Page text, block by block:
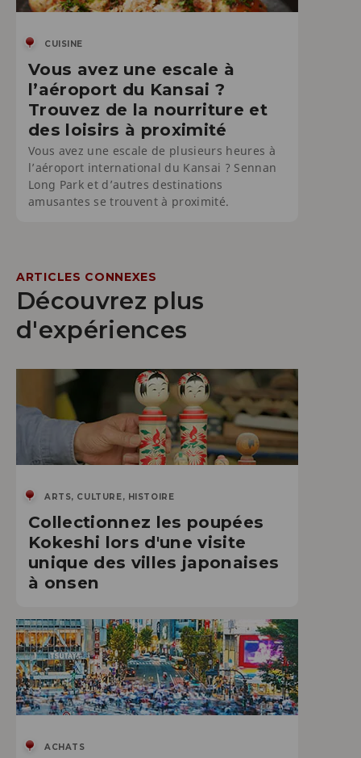
CUISINE
Vous avez une escale à
l’aéroport du Kansai ?
Trouvez de la nourriture et
des loisirs à proximité
Vous avez une escale de plusieurs heures à
l’aéroport international du Kansai ? Sennan
Long Park et d’autres destinations
amusantes se trouvent à proximité.
ARTICLES CONNEXES
Découvrez plus
d'expériences
ARTS, CULTURE, HISTOIRE
Collectionnez les poupées
Kokeshi lors d'une visite
unique des villes japonaises
à onsen
ACHATS